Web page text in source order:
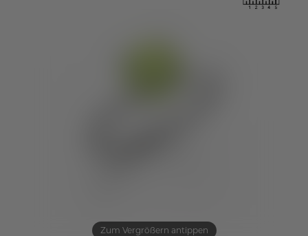
Zum Vergrößern antippen